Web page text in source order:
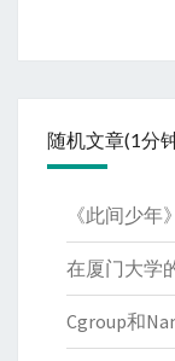
随机文章(1分
《此间少
在厦门大学
Cgroup和